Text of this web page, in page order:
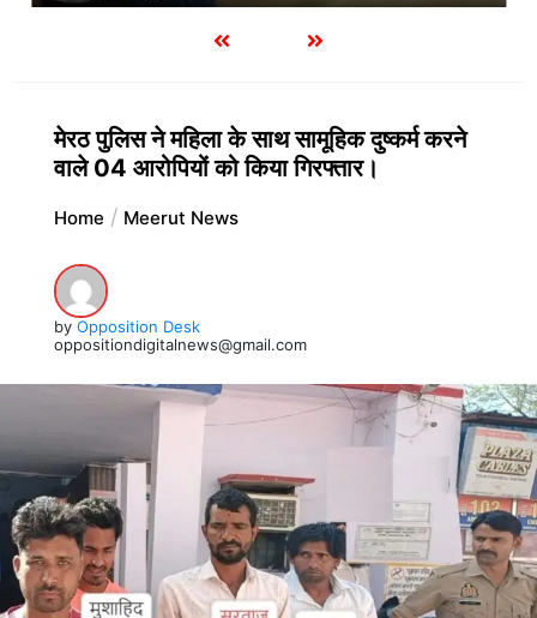
मेरठ पुलिस ने महिला के साथ सामूहिक दुष्कर्म करने
वाले 04 आरोपियों को किया गिरफ्तार।
Home Meerut News
by Opposition Desk
oppositiondigitalnews@gmail.com